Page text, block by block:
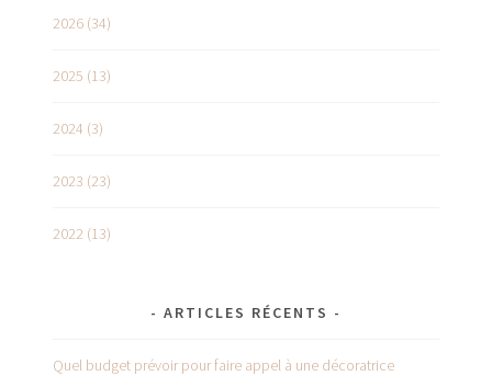
2026 (34)
2025 (13)
2024 (3)
2023 (23)
2022 (13)
ARTICLES RÉCENTS
Quel budget prévoir pour faire appel à une décoratrice